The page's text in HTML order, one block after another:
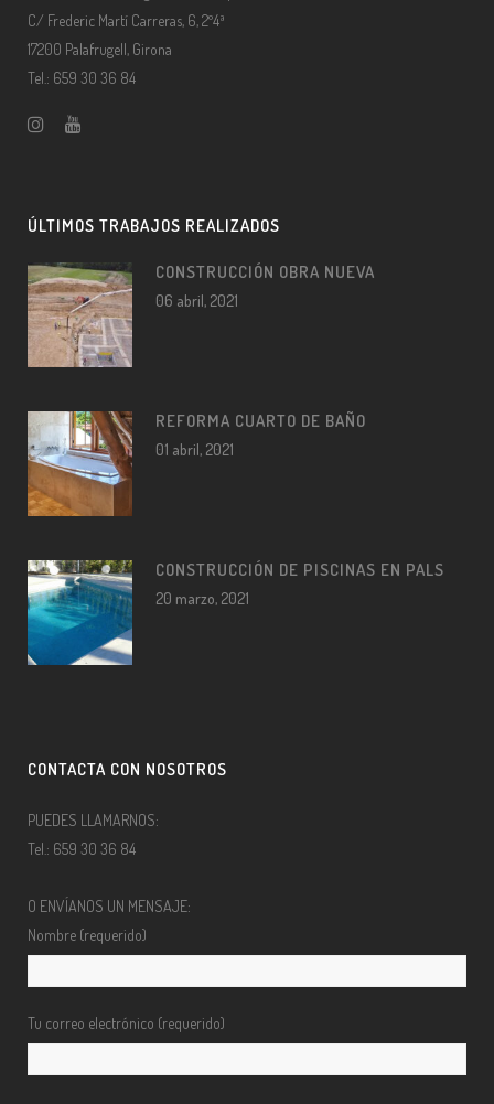
C/ Frederic Martí Carreras, 6, 2º4ª
17200 Palafrugell, Girona
Tel.: 659 30 36 84
ÚLTIMOS TRABAJOS REALIZADOS
CONSTRUCCIÓN OBRA NUEVA
06 abril, 2021
REFORMA CUARTO DE BAÑO
01 abril, 2021
CONSTRUCCIÓN DE PISCINAS EN PALS
20 marzo, 2021
CONTACTA CON NOSOTROS
PUEDES LLAMARNOS:
Tel.: 659 30 36 84
O ENVÍANOS UN MENSAJE:
Nombre (requerido)
Tu correo electrónico (requerido)